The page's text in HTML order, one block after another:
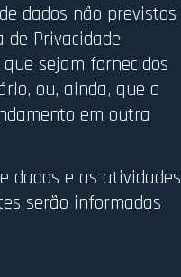
dados não previstos
Privacidade
sejam fornecidos
ou, ainda, que a
em outra
dados e as atividades
serão informadas